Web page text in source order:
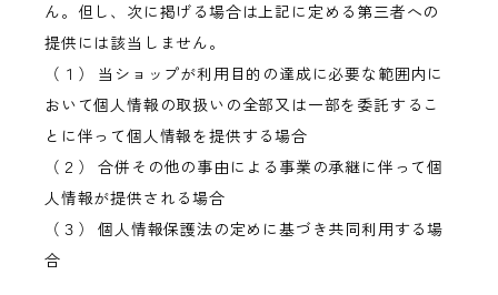
ん。但し、次に掲げる場合は上記に定める第三者への
提供には該当しません。
（１） 当ショップが利用目的の達成に必要な範囲内に
おいて個人情報の取扱いの全部又は一部を委託するこ
とに伴って個人情報を提供する場合
（２） 合併その他の事由による事業の承継に伴って個
人情報が提供される場合
（３） 個人情報保護法の定めに基づき共同利用する場
合